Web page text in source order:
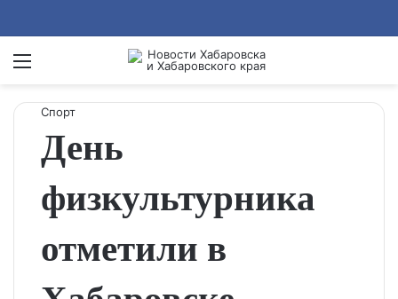
Menu
Спорт
День
физкультурника
отметили в